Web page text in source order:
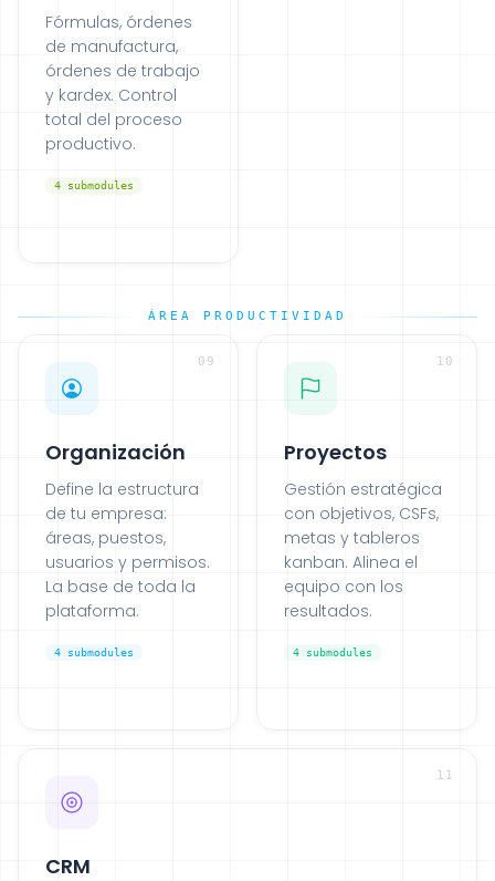
Fórmulas, órdenes
de manufactura,
órdenes de trabajo
y kardex. Control
total del proceso
productivo.
4 submodules
ÁREA PRODUCTIVIDAD
09
Organización
Define la estructura
de tu empresa:
áreas, puestos,
usuarios y permisos.
La base de toda la
plataforma.
4 submodules
10
Proyectos
Gestión estratégica
con objetivos, CSFs,
metas y tableros
kanban. Alinea el
equipo con los
resultados.
4 submodules
11
CRM